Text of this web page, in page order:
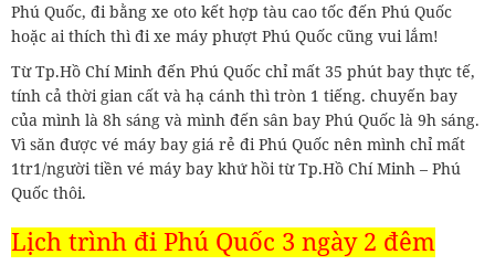
Phú Quốc, đi bằng xe oto kết hợp tàu cao tốc đến Phú Quốc
hoặc ai thích thì đi xe máy phượt Phú Quốc cũng vui lắm!
Từ Tp.Hồ Chí Minh đến Phú Quốc chỉ mất 35 phút bay thực tế,
tính cả thời gian cất và hạ cánh thì tròn 1 tiếng. chuyến bay
của mình là 8h sáng và mình đến sân bay Phú Quốc là 9h sáng.
Vì săn được vé máy bay giá rẻ đi Phú Quốc nên mình chỉ mất
1tr1/người tiền vé máy bay khứ hồi từ Tp.Hồ Chí Minh – Phú
Quốc thôi.
Lịch trình đi Phú Quốc 3 ngày 2 đêm